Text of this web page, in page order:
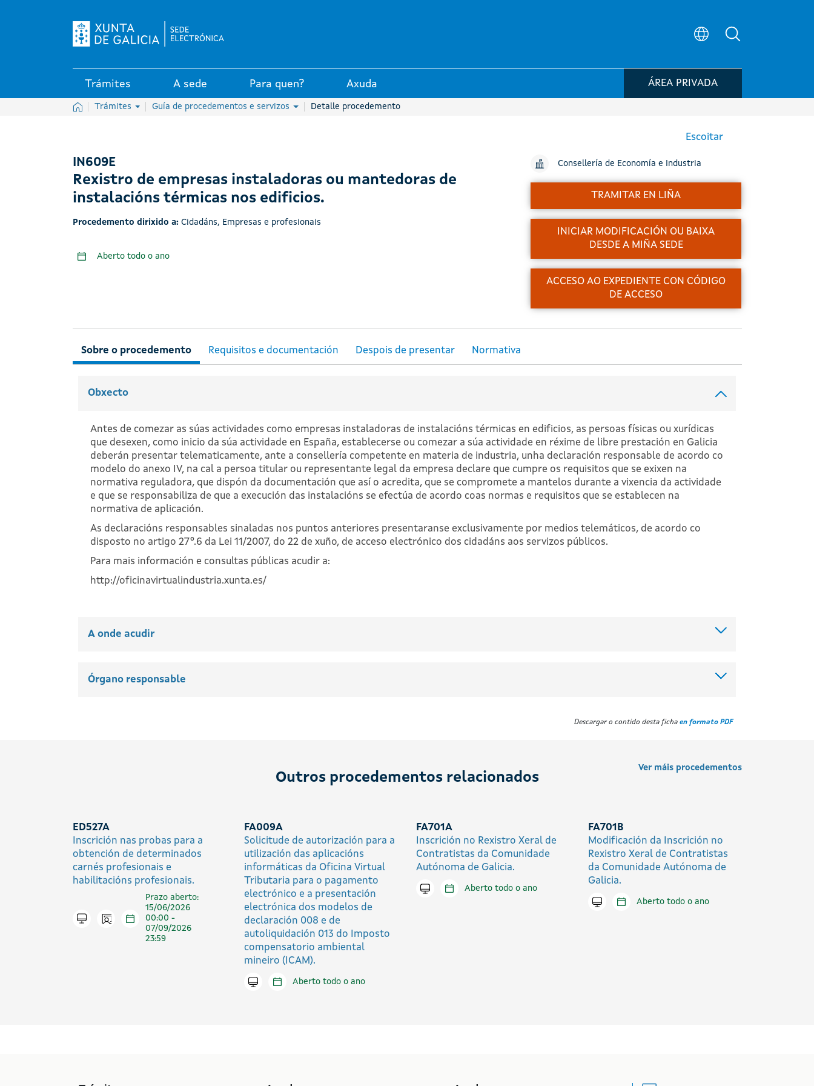
Trámites A sede Para quen? Axuda ÁREA PRIVADA
InicioTrámites Guía de procedementos e servizos Detalle procedemento
Escoitar
IN609E
Rexistro de empresas instaladoras ou mantedoras de
instalacións térmicas nos edificios.
Procedemento dirixido a: Cidadáns, Empresas e profesionais
Aberto todo o ano
Consellería de Economía e Industria
TRAMITAR EN LIÑA
INICIAR MODIFICACIÓN OU BAIXA
DESDE A MIÑA SEDE
ACCESO AO EXPEDIENTE CON CÓDIGO
DE ACCESO
Sobre o procedemento Despois de presentar
Obxecto
Antes de comezar as súas actividades como empresas instaladoras de instalacións térmicas en edificios, as persoas físicas ou xurídicas
que desexen, como inicio da súa actividade en España, establecerse ou comezar a súa actividade en réxime de libre prestación en Galicia
deberán presentar telematicamente, ante a consellería competente en materia de industria, unha declaración responsable de acordo co
modelo do anexo IV, na cal a persoa titular ou representante legal da empresa declare que cumpre os requisitos que se exixen na
normativa reguladora, que dispón da documentación que así o acredita, que se compromete a mantelos durante a vixencia da actividade
e que se responsabiliza de que a execución das instalacións se efectúa de acordo coas normas e requisitos que se establecen na
normativa de aplicación.
As declaracións responsables sinaladas nos puntos anteriores presentaranse exclusivamente por medios telemáticos, de acordo co
disposto no artigo 27º.6 da Lei 11/2007, do 22 de xuño, de acceso electrónico dos cidadáns aos servizos públicos.
Para mais información e consultas públicas acudir a:
http://oficinavirtualindustria.xunta.es/
A onde acudir
Órgano responsable
Descargar o contido desta ficha en formato PDF
Outros procedementos relacionados
Ver máis procedementos
ED527A
Inscrición nas probas para a
obtención de determinados
carnés profesionais e
habilitacións profesionais.
Tramitar en liña
Icono presencial
Prazo aberto:
15/06/2026
00:00 -
07/09/2026
23:59
FA009A
Solicitude de autorización para a
utilización das aplicacións
informáticas da Oficina Virtual
Tributaria para o pagamento
electrónico e a presentación
electrónica dos modelos de
declaración 008 e de
autoliquidación 013 do Imposto
compensatorio ambiental
mineiro (ICAM).
Tramitar en liñaAberto todo o ano
FA701A
Inscrición no Rexistro Xeral de
Contratistas da Comunidade
Autónoma de Galicia.
Tramitar en liñaAberto todo o ano
FA701B
Modificación da Inscrición no
Rexistro Xeral de Contratistas
da Comunidade Autónoma de
Galicia.
Tramitar en liñaAberto todo o ano